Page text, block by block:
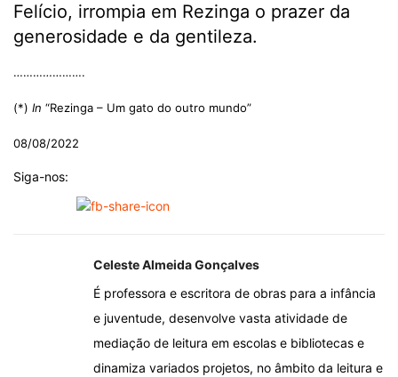
Felício, irrompia em Rezinga o prazer da
generosidade e da gentileza.
………………….
(*) In “Rezinga – Um gato do outro mundo”
08/08/2022
Siga-nos:
Celeste Almeida Gonçalves
É professora e escritora de obras para a infância
e juventude, desenvolve vasta atividade de
mediação de leitura em escolas e bibliotecas e
dinamiza variados projetos, no âmbito da leitura e